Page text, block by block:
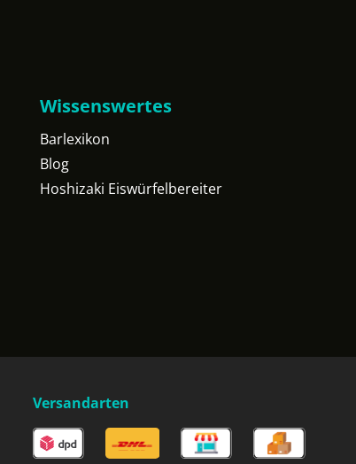
Wissenswertes
Barlexikon
Blog
Hoshizaki Eiswürfelbereiter
Versandarten